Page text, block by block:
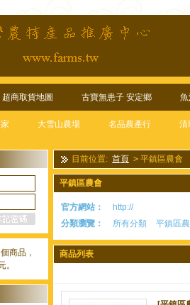
超商取貨地圖 古寶無患子 安定鄉
大雪山農場 名品農產行 清
商品，
。
目前位置: 首頁 > 平鎮區農會
平鎮區農會
官方網站：
http://
分類瀏覽：
所有分類 平鎮區
商品列表